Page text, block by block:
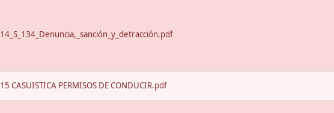
14_S_134_Denuncia,_sanción_y_detracción.pdf
15 CASUISTICA PERMISOS DE CONDUCIR.pdf